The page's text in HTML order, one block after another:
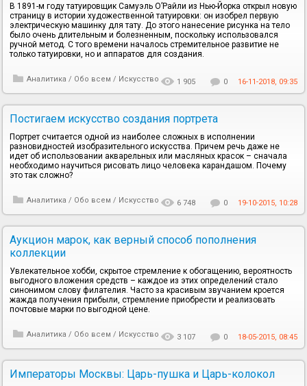
В 1891-м году татуировщик Самуэль О’Райли из Нью-Йорка открыл новую
страницу в истории художественной татуировки: он изобрел первую
электрическую машинку для тату. До этого нанесение рисунка на тело
было очень длительным и болезненным, поскольку использовался
ручной метод. С того времени началось стремительное развитие не
только татуировки, но и аппаратов для создания.
Аналитика / Обо всем / Искусство 1 905 0 16-11-2018, 09:35
Постигаем искусство создания портрета
Портрет считается одной из наиболее сложных в исполнении
разновидностей изобразительного искусства. Причем речь даже не
идет об использовании акварельных или масляных красок – сначала
необходимо научиться рисовать лицо человека карандашом. Почему
это так сложно?
Аналитика / Обо всем / Искусство 6 748 0 19-10-2015, 10:28
Аукцион марок, как верный способ пополнения
коллекции
Увлекательное хобби, скрытое стремление к обогащению, вероятность
выгодного вложения средств – каждое из этих определений стало
синонимом слову филателия. Часто за красивым звучанием кроется
жажда получения прибыли, стремление приобрести и реализовать
почтовые марки по выгодной цене.
Аналитика / Обо всем / Искусство 3 107 0 18-05-2015, 08:45
Императоры Москвы: Царь-пушка и Царь-колокол